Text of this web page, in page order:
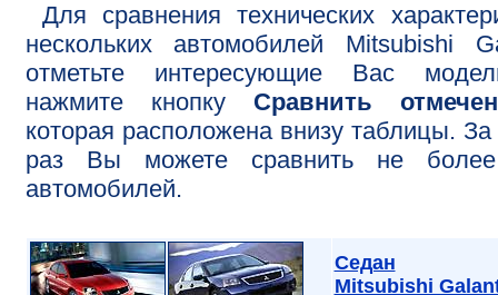
Для сравнения технических
нескольких автомобилей Mitsubishi
отметьте интересующие Вас
нажмите кнопку Сравнить
которая расположена внизу таблицы.
раз Вы можете сравнить не
автомобилей.
Седан
Mitsubishi